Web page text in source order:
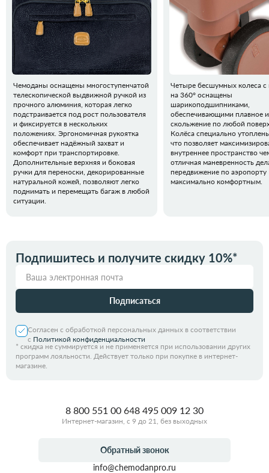
Чемоданы оснащены многоступенчатой
телескопической выдвижной ручкой из
прочного алюминия, которая легко
подстраивается под рост пользователя
и фиксируется в нескольких
положениях. Эргономичная рукоятка
обеспечивает надёжный захват и
комфорт при транспортировке.
Дополнительные верхняя и боковая
ручки для переноски, декорированные
натуральной кожей, позволяют легко
поднимать и перемещать багаж в любой
ситуации.
Четыре бесшумных колеса
на 360° оснащены
шарикоподшипниками,
обеспечивающими плавное и
скольжение по любой
Колёса специально
что позволяет
внутреннее пространство
отличная маневренность
передвижение по аэропорту
максимально комфортным.
Подпишитесь и получите скидку 10%*
Подписаться
Согласен с обработкой персональных данных в соответствии
с Политикой конфиденциальности
* скидка не суммируется и не применяется при использовании других
программ лояльности. Действует только при покупке в интернет-
магазине.
8 800 551 00 648 495 009 12 30
Интернет-магазин, с 9 до 21, без выходных
Обратный звонок
info@chemodanpro.ru